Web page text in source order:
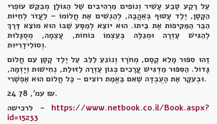
עַל רֶקַע טֶבַע עָשִׁיר וְנוֹפִים מַרְהִיבִים שֶׁל הַגּוֹלָן מְבַקֵּשׁ עוֹפְרִי
הַקָּטָן, יֶלֶד עָטוּף בְּאַהֲבָה, לְהַגְשִׁים אֶת חֲלוֹמוֹ – לַעֲזֹר לְחַיּוֹת
הַבַּר הַמַּקִּיפוֹת אֶת בֵּיתוֹ. הוּא יוֹצֵא לְמַסָּע שֶׁבּוֹ הוּא מוֹצֵא דֶּרֶךְ
לְהַגִּישׁ עֶזְרָה וּמְגַלֶּה בְּעַצְמוֹ כּוֹחוֹת, עָצְמָה, מְסֻגָּלוּת
וְסוֹלִידָרִיּוּת.
זֶהוּ סִפּוּר מָלֵא קֶסֶם, מְחֹרָז וְנוֹגֵעַ לַלֵּב עַל יֶלֶד קָטָן עִם חֲלוֹם
גָּדוֹל. הַסִּפּוּר מַדְגִּישׁ עֲרָכִים כְּגוֹן עֶזְרָה לַזּוּלַת, נְחִישׁוּת וְיָזְמָה,
וּבְעִקָּר אֶת הָעֻבְדָּה שֶׁאִם בֶּאֱמֶת רוֹצִים – כָּל חֲלוֹם הוּא אֶפְשָׁרִי.
24 עמ', 78 ₪.
לרכישה - https://www.netbook.co.il/Book.aspx?
id=15233